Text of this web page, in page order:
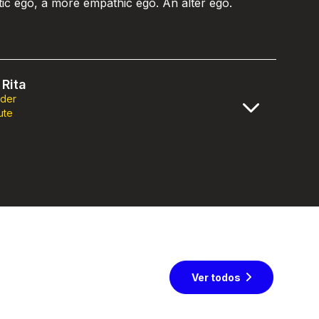
ego, a more empathic ego. An alter ego.
Ver todos